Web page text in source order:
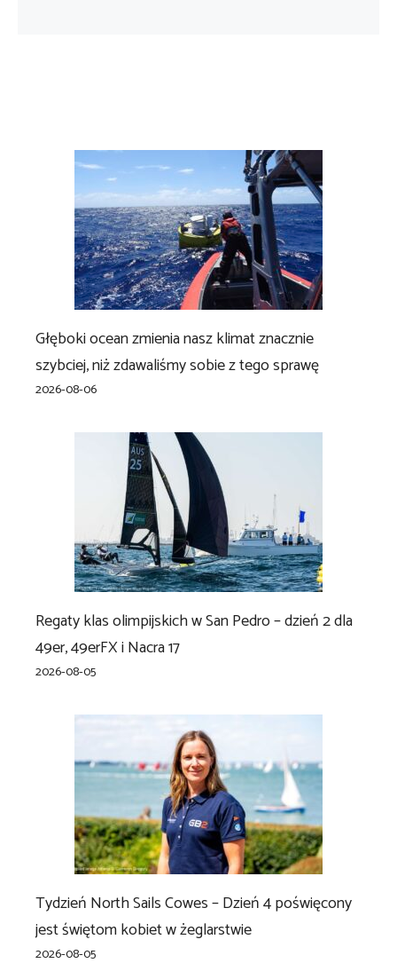
Głęboki ocean zmienia nasz klimat znacznie
szybciej, niż zdawaliśmy sobie z tego sprawę
2026-08-06
Regaty klas olimpijskich w San Pedro – dzień 2 dla
49er, 49erFX i Nacra 17
2026-08-05
Tydzień North Sails Cowes – Dzień 4 poświęcony
jest świętom kobiet w żeglarstwie
2026-08-05